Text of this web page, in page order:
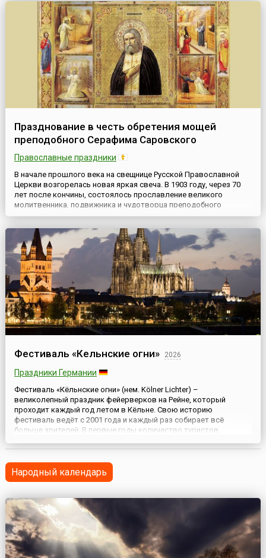
вскармливания проводится более чем в...
Празднование в честь обретения мощей
преподобного Серафима Саровского
Православные праздники
В начале прошлого века на свещнице Русской Православной
Церкви возгорелась новая яркая свеча. В 1903 году, через 70
лет после кончины, состоялось прославление великого
молитвенника, подвижника и чудотворца преподобного
Серафима Саровского — он был причислен к лику святых. (19
были открыты его мощи и помещены в приготовленную раку.
Долгож...
Фестиваль «Кельнские огни» 2026
Праздники Германии
Фестиваль «Кёльнские огни» (нем. Kölner Lichter) –
великолепный праздник фейерверков на Рейне, который
проходит каждый год летом в Кёльне. Свою историю
фестиваль ведёт с 2001 года и каждый раз собирает всё
больше зрителей. В первые годы количество туристов,
фейерверки, исчислялось десятками тысяч. Сегодня их число
доходит до нескольких сотен ...
Народный календарь